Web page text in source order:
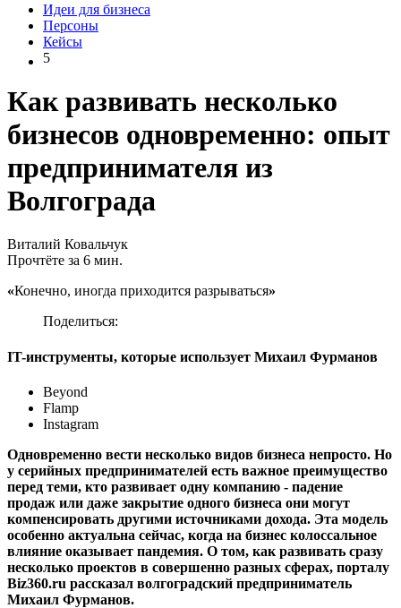
Идеи для бизнеса
Персоны
Кейсы
5
Как развивать несколько
бизнесов одновременно: опыт
предпринимателя из
Волгограда
Виталий Ковальчук
Прочтёте за 6 мин.
«Конечно, иногда приходится разрываться»
Поделиться:
IT-инструменты, которые использует Михаил Фурманов
Beyond
Flamp
Instagram
Одновременно вести несколько видов бизнеса непросто. Но
у серийных предпринимателей есть важное преимущество
перед теми, кто развивает одну компанию - падение
продаж или даже закрытие одного бизнеса они могут
компенсировать другими источниками дохода. Эта модель
особенно актуальна сейчас, когда на бизнес колоссальное
влияние оказывает пандемия. О том, как развивать сразу
несколько проектов в совершенно разных сферах, порталу
Biz360.ru рассказал волгоградский предприниматель
Михаил Фурманов.